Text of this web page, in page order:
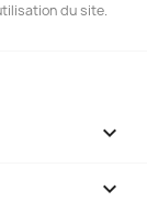
du site.

